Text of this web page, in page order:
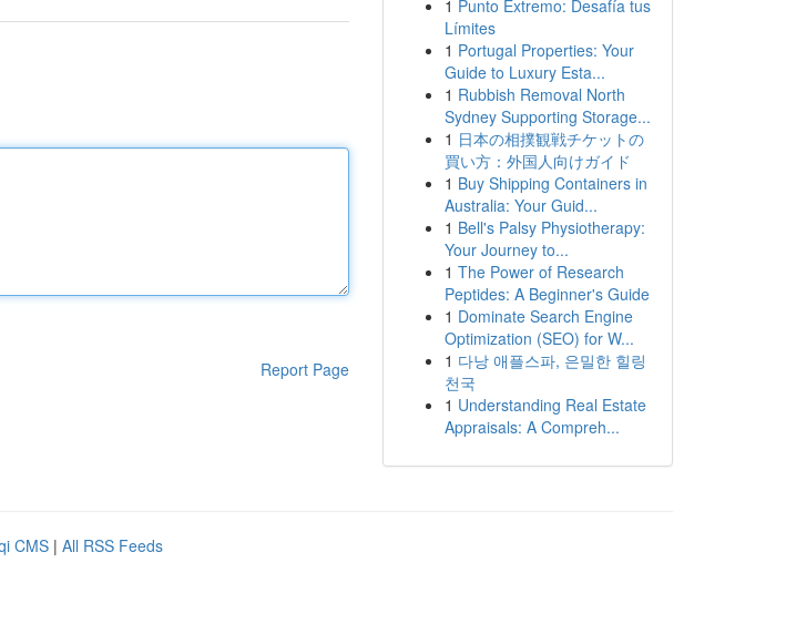
Report Page
1 Punto Extremo: Desafía tus
Límites
1 Portugal Properties: Your
Guide to Luxury Esta...
1 Rubbish Removal North
Sydney Supporting Storage...
1 日本の相撲観戦チケットの
買い方：外国人向けガイド
1 Buy Shipping Containers in
Australia: Your Guid...
1 Bell's Palsy Physiotherapy:
Your Journey to...
1 The Power of Research
Peptides: A Beginner's Guide
1 Dominate Search Engine
Optimization (SEO) for W...
1 다낭 애플스파, 은밀한 힐링
천국
1 Understanding Real Estate
Appraisals: A Compreh...
CMS | All RSS Feeds